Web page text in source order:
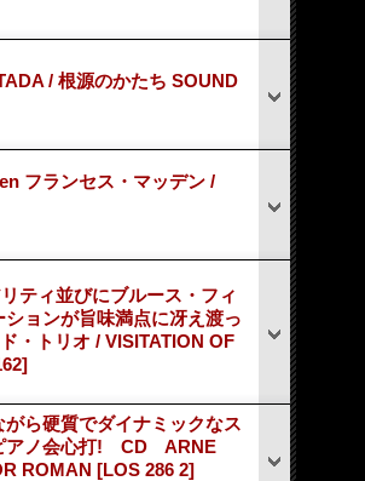
/ 根源のかたち SOUND
フランセス・マッデン /
ティ並びにブルース・フィ
ョンが旨味満点に冴え渡っ
トリオ / VISITATION OF
ら硬質でダイナミックなス
ピアノ会心打! CD ARNE
ROMAN [LOS 286 2]